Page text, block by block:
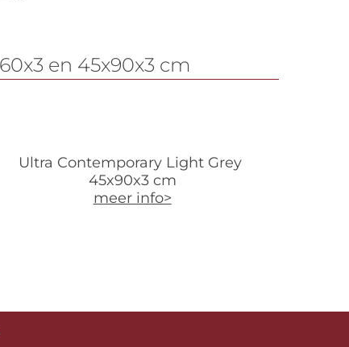
en 45x90x3 cm
Ultra Contemporary Light Grey
45x90x3 cm
meer info>